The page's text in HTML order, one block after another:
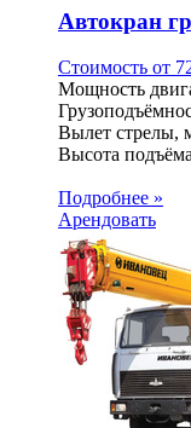
Автокран
Стоимость от
Мощность
Вылет стрелы,
Высота
Подробнее »
Арендовать